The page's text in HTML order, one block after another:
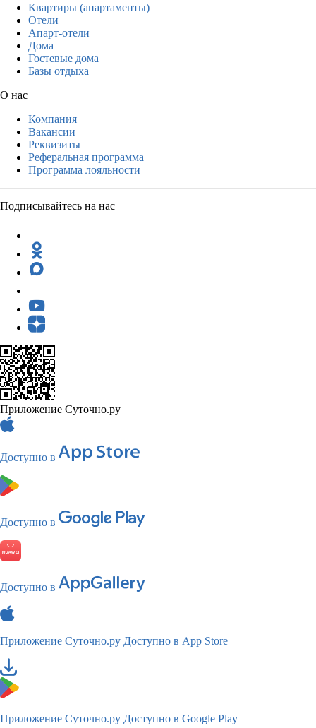
Квартиры (апартаменты)
Отели
Апарт-отели
Дома
Гостевые дома
Базы отдыха
О нас
Компания
Вакансии
Реквизиты
Реферальная программа
Программа лояльности
Подписывайтесь на нас
Приложение Суточно.ру
Доступно в
Доступно в
Доступно в
Приложение Суточно.ру Доступно в App Store
Приложение Суточно.ру Доступно в Google Play